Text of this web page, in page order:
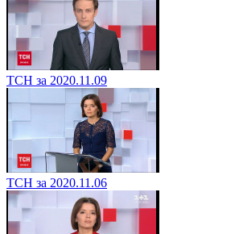
ТСН за 2020.11.09
ТСН за 2020.11.06